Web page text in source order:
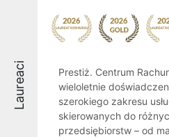
Laureaci
Prestiż. Centrum
wieloletnie
szerokiego zakresu
skierowanych do
przedsiębiorstw – od